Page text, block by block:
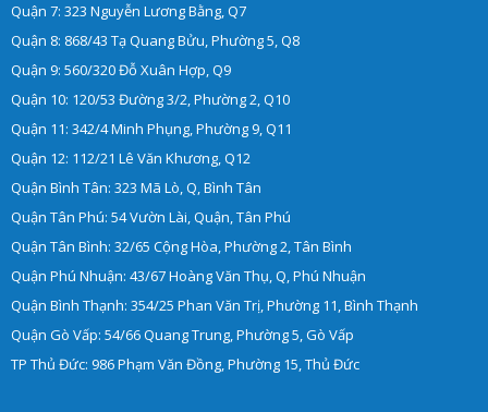
Quận 7: 323 Nguyễn Lương Bằng, Q7
Quận 8: 868/43 Tạ Quang Bửu, Phường 5, Q8
Quận 9: 560/320 Đỗ Xuân Hợp, Q9
Quận 10: 120/53 Đường 3/2, Phường 2, Q10
Quận 11: 342/4 Minh Phụng, Phường 9, Q11
Quận 12: 112/21 Lê Văn Khương, Q12
Quận Bình Tân: 323 Mã Lò, Q, Bình Tân
Quận Tân Phú: 54 Vườn Lài, Quận, Tân Phú
Quận Tân Bình: 32/65 Cộng Hòa, Phường 2, Tân Bình
Quận Phú Nhuận: 43/67 Hoàng Văn Thụ, Q, Phú Nhuận
Quận Bình Thạnh: 354/25 Phan Văn Trị, Phường 11, Bình Thạnh
Quận Gò Vấp: 54/66 Quang Trung, Phường 5, Gò Vấp
TP Thủ Đức: 986 Phạm Văn Đồng, Phường 15, Thủ Đức